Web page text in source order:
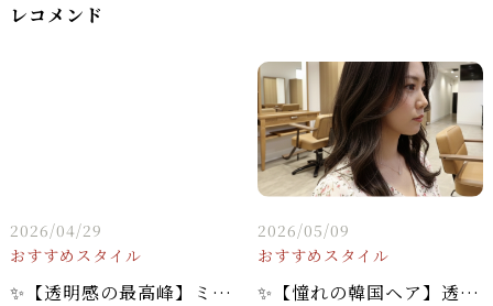
レコメンド
2026/04/29
おすすめスタイル
✨【透明感の最高峰】ミディアムボブ × グレージュで、洗練された大人のおしゃれを✨
2026/05/09
おすすめスタイル
✨【憧れの韓国ヘア】透明感爆上がり！大人女子の「アッシュブラウン」が今、キテる。